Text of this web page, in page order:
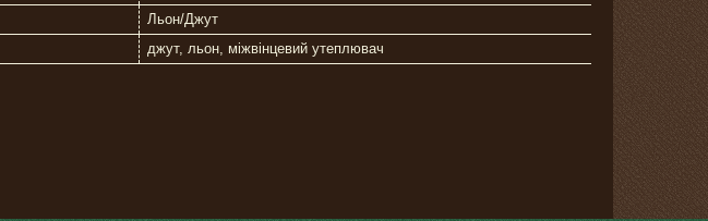
Льон/Джут
джут, льон, міжвінцевий утеплювач